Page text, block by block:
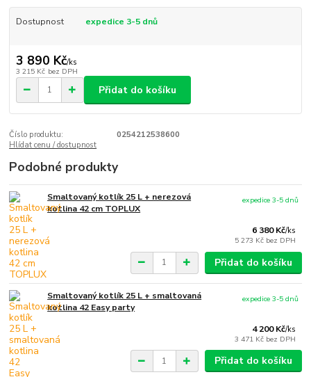
Dostupnost expedice 3-5 dnů
3 890 Kč/ks
3 215 Kč bez DPH
Přidat do košíku
Číslo produktu:
0254212538600
Hlídat cenu / dostupnost
Podobné produkty
Smaltovaný kotlík 25 L + nerezová
kotlina 42 cm TOPLUX
6 380 Kč/ks
5 273 Kč bez DPH
expedice 3-5 dnů
Přidat do košíku
Smaltovaný kotlík 25 L + smaltovaná
kotlina 42 Easy party
4 200 Kč/ks
3 471 Kč bez DPH
expedice 3-5 dnů
Přidat do košíku